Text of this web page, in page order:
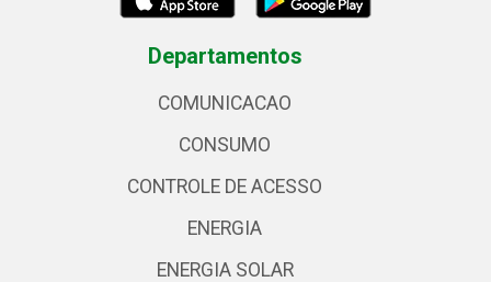
Departamentos
COMUNICACAO
CONSUMO
CONTROLE DE ACESSO
ENERGIA
ENERGIA SOLAR